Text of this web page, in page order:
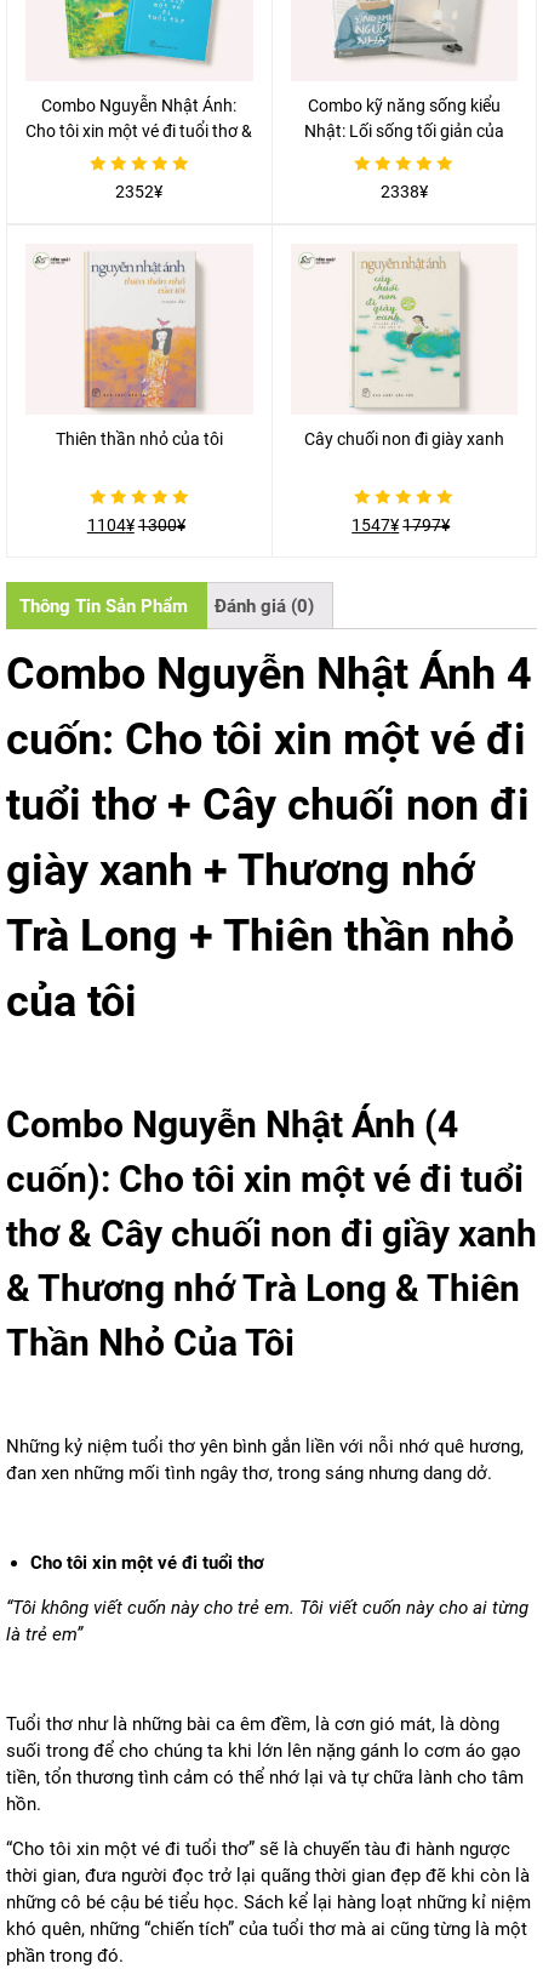
Combo Nguyễn Nhật Ánh:
Cho tôi xin một vé đi tuổi thơ &
Tôi thấy hoa vàng trên cỏ
xanh
2352¥
Combo kỹ năng sống kiểu
Nhật: Lối sống tối giản của
người Nhật & Mặc kệ thiên hạ
sống như người Nhật
sao
2338¥
Thiên thần nhỏ của tôi
Được
xếp
1104¥1300¥
Cây chuối non đi giày xanh
Được
xếp
1547¥ 1797¥
Thông Tin Sản Phẩm Đánh giá (0)
Combo Nguyễn Nhật Ánh 4
cuốn: Cho tôi xin một vé đi
tuổi thơ + Cây chuối non đi
giày xanh + Thương nhớ
Trà Long + Thiên thần nhỏ
của tôi
Combo Nguyễn Nhật Ánh (4
cuốn): Cho tôi xin một vé đi tuổi
thơ & Cây chuối non đi giầy xanh
& Thương nhớ Trà Long & Thiên
Thần Nhỏ Của Tôi
Những kỷ niệm tuổi thơ yên bình gắn liền với nỗi nhớ quê hương,
đan xen những mối tình ngây thơ, trong sáng nhưng dang dở.
Cho tôi xin một vé đi tuổi thơ
“Tôi không viết cuốn này cho trẻ em. Tôi viết cuốn này cho ai từng
là trẻ em”
Tuổi thơ như là những bài ca êm đềm, là cơn gió mát, là dòng
suối trong để cho chúng ta khi lớn lên nặng gánh lo cơm áo gạo
tiền, tổn thương tình cảm có thể nhớ lại và tự chữa lành cho tâm
hồn.
“Cho tôi xin một vé đi tuổi thơ” sẽ là chuyến tàu đi hành ngược
thời gian, đưa người đọc trở lại quãng thời gian đẹp đẽ khi còn là
những cô bé cậu bé tiểu học. Sách kể lại hàng loạt những kỉ niệm
khó quên, những “chiến tích” của tuổi thơ mà ai cũng từng là một
phần trong đó.